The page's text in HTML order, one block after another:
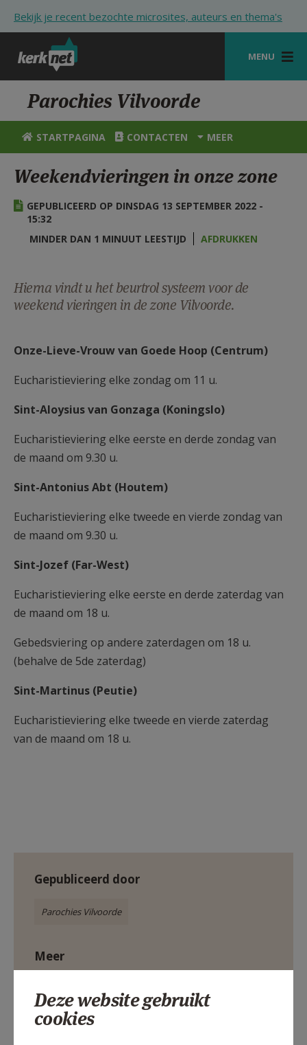
Bekijk je recent bezochte microsites, auteurs en thema's
MENU
STARTPAGINA
KERK
VIERINGEN
SHOP
ZOEKEN
HULP
MIJN PAROCHIE
Parochies Vilvoorde
STARTPAGINA CONTACTEN MEER
Weekendvieringen in onze zone
GEPUBLICEERD OP DINSDAG 13 SEPTEMBER 2022 -
15:32
MINDER DAN 1 MINUUT LEESTIJD
AFDRUKKEN
Hierna vindt u het beurtrol systeem voor de
weekend vieringen in de zone Vilvoorde.
Onze-Lieve-Vrouw van Goede Hoop (Centrum)
Eucharistieviering elke zondag om 11 u.
Sint-Aloysius van Gonzaga (Koningslo)
Eucharistieviering elke eerste en derde zondag van
de maand om 9.30 u.
Sint-Antonius Abt (Houtem)
Eucharistieviering elke tweede en vierde zondag van
de maand om 9.30 u.
Sint-Jozef (Far-West)
Eucharistieviering elke eerste en derde zaterdag van
de maand om 18 u.
Gebedsviering op andere zaterdagen om 18 u.
(behalve de 5de zaterdag)
Sint-Martinus (Peutie)
Eucharistieviering elke tweede en vierde zaterdag
van de maand om 18 u.
Gepubliceerd door
Parochies Vilvoorde
Meer
Deze website gebruikt
cookies